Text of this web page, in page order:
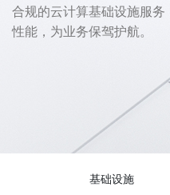
合规的云计算基础设施服
性能，为业务保驾护航。
基础设施